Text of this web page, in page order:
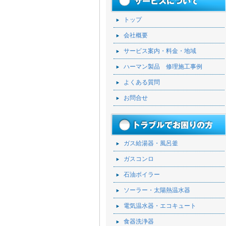
トップ
会社概要
サービス案内・料金・地域
ハーマン製品 修理施工事例
よくある質問
お問合せ
ガス給湯器・風呂釜
ガスコンロ
石油ボイラー
ソーラー・太陽熱温水器
電気温水器・エコキュート
食器洗浄器